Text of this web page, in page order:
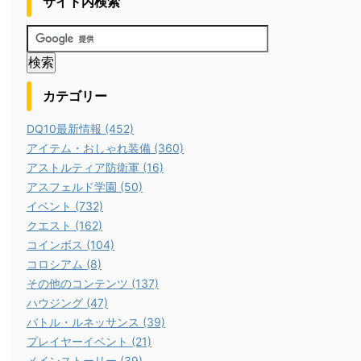
カテゴリー
DQ10最新情報 (452)
アイテム・おしゃれ装備 (360)
アストルティア防衛軍 (16)
アスフェルド学園 (50)
イベント (732)
クエスト (162)
コインボス (104)
コロシアム (8)
その他のコンテンツ (137)
ハウジング (47)
バトル・ルネッサンス (39)
プレイヤーイベント (21)